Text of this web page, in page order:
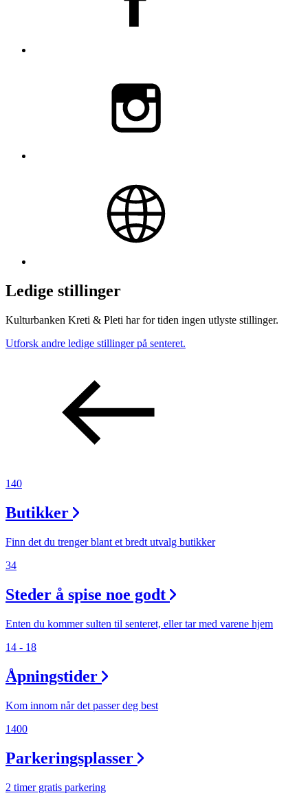
Ledige stillinger
Kulturbanken Kreti & Pleti har for tiden ingen utlyste stillinger.
Utforsk andre ledige stillinger på senteret.
140
Butikker
Finn det du trenger blant et bredt utvalg butikker
34
Steder å spise noe godt
Enten du kommer sulten til senteret, eller tar med varene hjem
14 - 18
Åpningstider
Kom innom når det passer deg best
1400
Parkeringsplasser
2 timer gratis parkering